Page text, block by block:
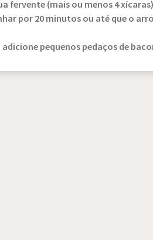
fervente (mais ou menos 4 xícaras)
por 20 minutos ou até que o
pequenos pedaços de